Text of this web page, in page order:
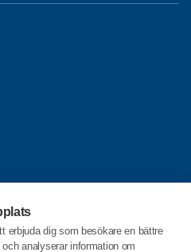
erbjuda dig som besökare en bättre
analyserar information om